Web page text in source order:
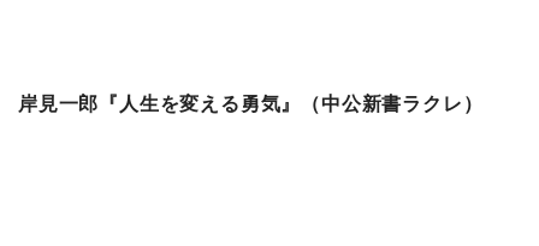
岸見一郎『人生を変える勇気』（中公新書ラクレ）